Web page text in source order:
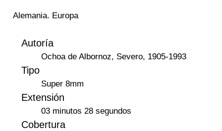
Alemania. Europa
Autoría
Ochoa de Albornoz, Severo, 1905-1993
Tipo
Super 8mm
Extensión
03 minutos 28 segundos
Cobertura